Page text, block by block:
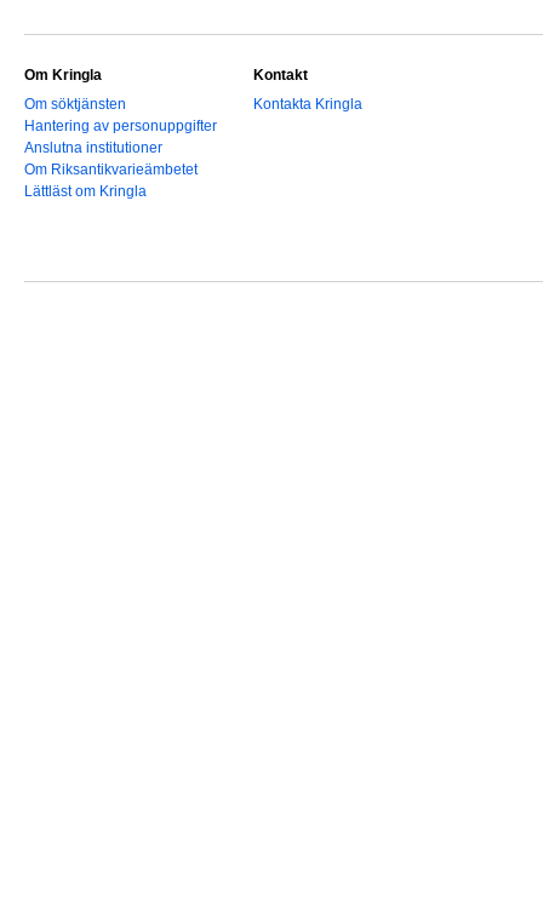
Om Kringla
Om söktjänsten
Hantering av personuppgifter
Anslutna institutioner
Om Riksantikvarieämbetet
Lättläst om Kringla
Kontakt
Kontakta Kringla